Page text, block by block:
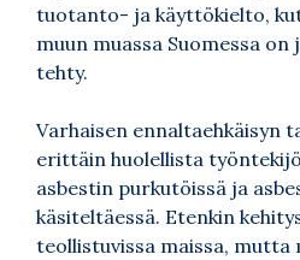
tuotanto- ja käyttökielto,
muun muassa Suomessa
tehty.
Varhaisen ennaltaehkäisyn
erittäin huolellista
asbestin purkutöissä ja
käsiteltäessä. Etenkin
teollistuvissa maissa, mutta